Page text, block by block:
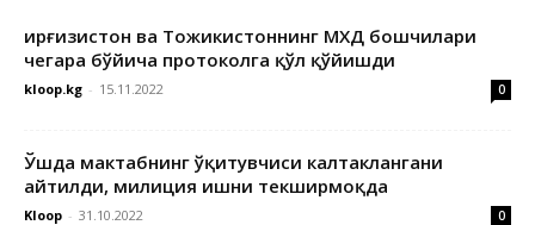
Қирғизистон ва Тожикистоннинг МХДҚ бошчилари
чегара бўйича протоколга қўл қўйишди
kloop.kg - 15.11.2022 0
Ўшда мактабнинг ўқитувчиси калтаклангани
айтилди, милиция ишни текширмоқда
Kloop - 31.10.2022 0